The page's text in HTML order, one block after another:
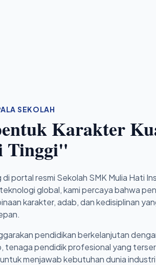
SEKOLAH
Karakter
Tinggi"
portal resmi Sekolah SMK Mulia Hati
global, kami percaya bahwa
karakter, adab, dan kedisiplinan
pendidikan berkelanjutan
tenaga pendidik profesional yang
menjawab kebutuhan dunia